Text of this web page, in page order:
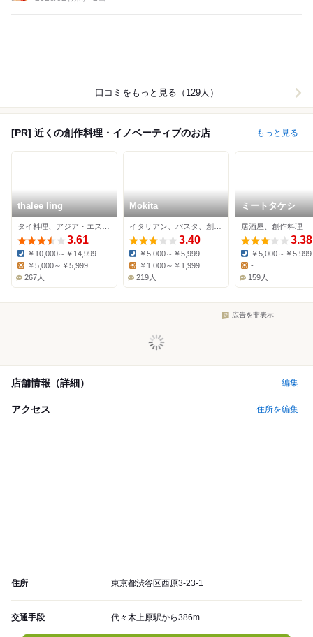
口コミをもっと見る（129人）
[PR] 近くの創作料理・イノベーティブのお店 もっと見る
thalee ling
3.61
Dinner:
￥10,000～￥14,999
￥5,000～￥5,999
267人
Mokita
3.40
Dinner:
￥5,000～￥5,999
￥1,000～￥1,999
219人
ミートタケシ
居酒屋、創作料理
3.38
Dinner:
￥5,000～￥5,999
-
159人
広告を非表示
店舗情報（詳細） 編集
アクセス 住所を編集
住所 東京都渋谷区西原3-23-1
交通手段 代々木上原駅から386m